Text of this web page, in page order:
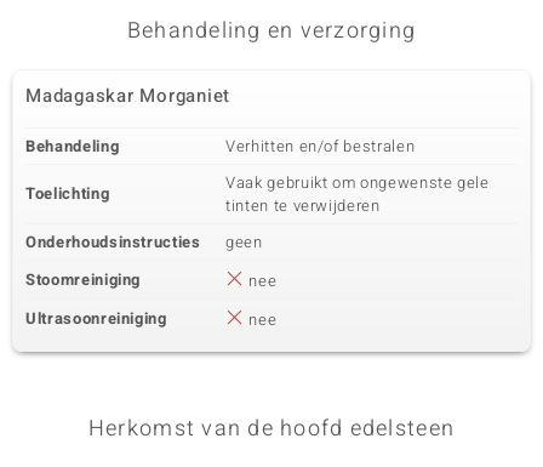
Cambodja
Behandeling en verzorging
Madagaskar Morganiet
Behandeling Verhitten en/of bestralen
Toelichting
Vaak gebruikt om ongewenste gele
tinten te verwijderen
Onderhoudsinstructies
geen
Stoomreiniging
nee
Ultrasoonreiniging
nee
Herkomst van de hoofd edelsteen